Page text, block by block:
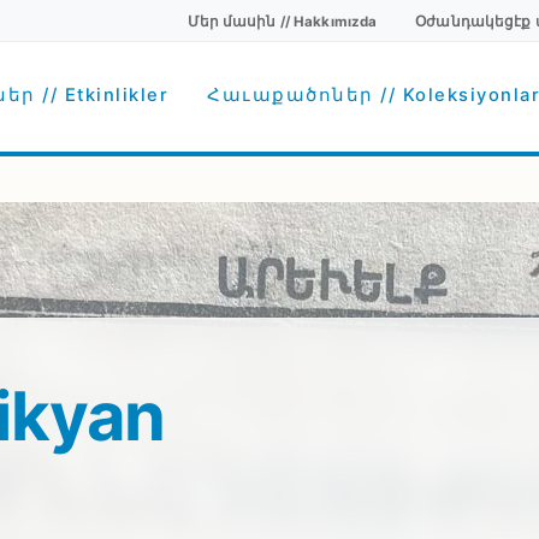
Secondary menu
Մեր մասին // Hakkımızda Օժանդակեցէք
// Etkinlikler Հաւաքածոներ // Koleksiyonlar